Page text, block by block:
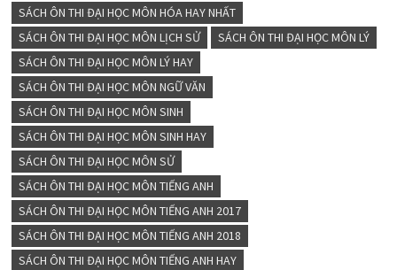
SÁCH ÔN THI ĐẠI HỌC MÔN HÓA HAY NHẤT
SÁCH ÔN THI ĐẠI HỌC MÔN LỊCH SỬ
SÁCH ÔN THI ĐẠI HỌC MÔN LÝ
SÁCH ÔN THI ĐẠI HỌC MÔN LÝ HAY
SÁCH ÔN THI ĐẠI HỌC MÔN NGỮ VĂN
SÁCH ÔN THI ĐẠI HỌC MÔN SINH
SÁCH ÔN THI ĐẠI HỌC MÔN SINH HAY
SÁCH ÔN THI ĐẠI HỌC MÔN SỬ
SÁCH ÔN THI ĐẠI HỌC MÔN TIẾNG ANH
SÁCH ÔN THI ĐẠI HỌC MÔN TIẾNG ANH 2017
SÁCH ÔN THI ĐẠI HỌC MÔN TIẾNG ANH 2018
SÁCH ÔN THI ĐẠI HỌC MÔN TIẾNG ANH HAY